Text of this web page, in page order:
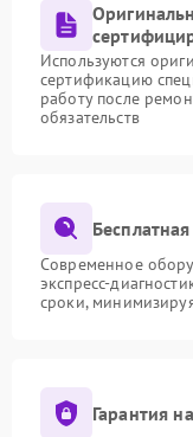
Используются
сертификацию
работу после
обязательств
Современное
экспресс-
сроки,
Гарантия